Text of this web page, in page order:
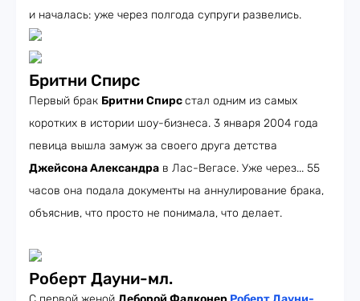
и началась: уже через полгода супруги развелись.
Бритни Спирс
Первый брак Бритни Спирсстал одним из самых
коротких в истории шоу-бизнеса. 3 января 2004 года
певица вышла замуж за своего друга детства
Джейсона Александра в Лас-Вегасе. Уже через... 55
часов она подала документы на аннулирование брака,
объяснив, что просто не понимала, что делает.
Роберт Дауни-мл.